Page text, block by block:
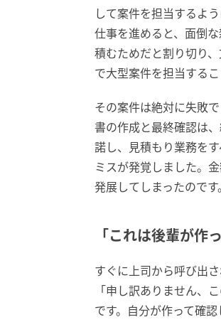
して案件を担当するよ
仕事を進めると、面倒
積むためだと割り切り
で大型案件を担当するこ
その案件は絶対に失敗
書の作成と最終確認は
諾し、見積もり業務を
ミスが発覚しました。
発展してしまったのです。
「これは後輩が作
すぐに上司から呼び出
「申し訳ありません、
です。自分が作って確